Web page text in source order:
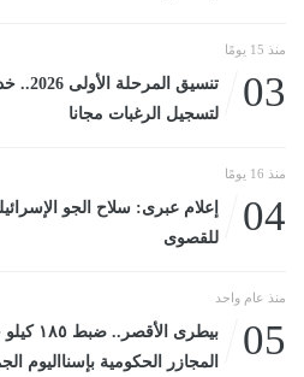
منذ 15 يومًا
03
تنسيق
لتسجيل الرغبات مجانا
منذ 16 يومًا
04
إعلام عبرى: سلاح الجو
للقصوى
منذ عام واحد
05
بيطرى
المجازر الحكومية بإسنااليوم الجمعة، 4 أبريل 2025